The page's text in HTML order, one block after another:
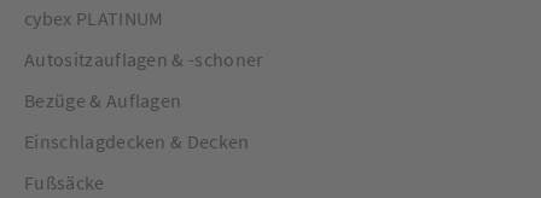
cybex PLATINUM
Autositzauflagen & -schoner
Bezüge & Auflagen
Einschlagdecken & Decken
Fußsäcke